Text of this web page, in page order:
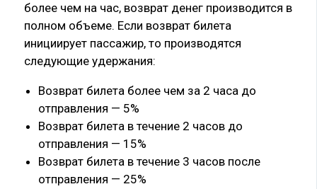
более чем на час, возврат денег производится в
полном объеме. Если возврат билета
инициирует пассажир, то производятся
следующие удержания:
Возврат билета более чем за 2 часа до
отправления — 5%
Возврат билета в течение 2 часов до
отправления — 15%
Возврат билета в течение 3 часов после
отправления — 25%